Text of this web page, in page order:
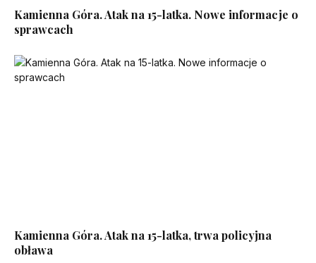
Kamienna Góra. Atak na 15-latka. Nowe informacje o
sprawcach
Kamienna Góra. Atak na 15-latka, trwa policyjna
obława